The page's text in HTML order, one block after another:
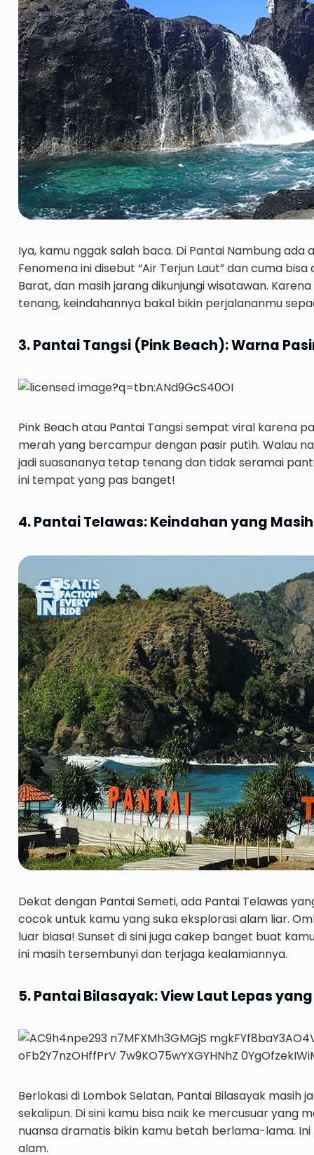
Iya, kamu nggak salah baca. Di Pantai Nambung
Fenomena ini disebut “Air Terjun Laut” dan cuma
Barat, dan masih jarang dikunjungi wisatawan.
tenang, keindahannya bakal bikin perjalananmu
3. Pantai Tangsi (Pink Beach): Warna
Pink Beach atau Pantai Tangsi sempat viral karena
merah yang bercampur dengan pasir putih. Walau
jadi suasananya tetap tenang dan tidak seramai
ini tempat yang pas banget!
4. Pantai Telawas: Keindahan yang
Dekat dengan Pantai Semeti, ada Pantai Telawas
cocok untuk kamu yang suka eksplorasi alam liar.
luar biasa! Sunset di sini juga cakep banget buat
ini masih tersembunyi dan terjaga kealamiannya.
5. Pantai Bilasayak: View Laut Lepas
Berlokasi di Lombok Selatan, Pantai Bilasayak
sekalipun. Di sini kamu bisa naik ke mercusuar yang
nuansa dramatis bikin kamu betah berlama-lama.
alam.